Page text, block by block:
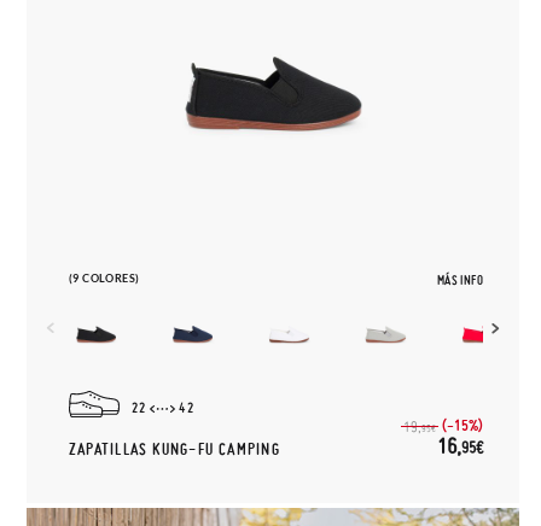
(9 COLORES) MÁS INFO
22 42
ZAPATILLAS KUNG-FU CAMPING
19,95€ (-15%)
16,95€